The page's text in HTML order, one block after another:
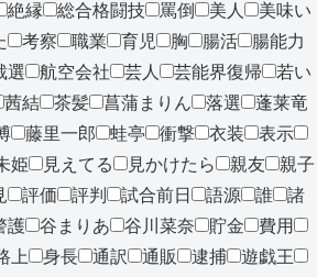
絶縁 総合格闘技 罵倒 美人
美味い
考察 職業 育児 胸 腸活
腸能力
選 航空会社 芸人 芸能界復帰
若い
茜結 茶髪 菖蒲まりん 落選
蓬莱竜
藤里一郎 蛙亭 衝撃 衣装
表示
姫 見えてる 見かけたら 親友
親子
評価 評判 試合前日 語源 誰
諸
護 谷まりあ 谷川菜奈 貯金
費用
上 身長 通訳 通販 逮捕
遊戯王